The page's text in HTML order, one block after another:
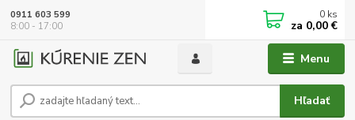
Menu
Hľadať
0911 603 599
8:00 - 17:00
0 ks
za 0,00 €